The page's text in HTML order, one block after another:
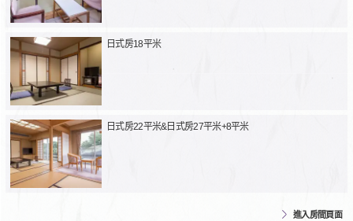
日式房18平米
日式房22平米&日式房27平米+8平米
進入房間頁面